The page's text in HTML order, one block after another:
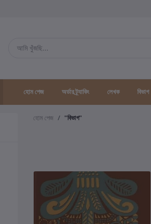
হোম পেজ অর্ডার ট্র্যাকিং লেখক বিভাগ
হোম পেজ
"বিভাগ"